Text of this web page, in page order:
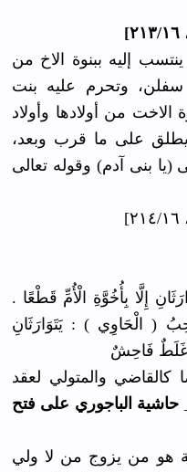
إليه ببنوة الاخ من
سفلن، وتحرم عليه بنت
من أولادها وأولاد
يطلق على ما قرب وبعد،
(يا بنى آدم) وقوله تعالى
إِلَّا بِأُخُوَّةِ الْأُمِّ قَطْعًا .
( الْحَاوِي ) : يَتَوَارَثَانِ
غَلَطٌ فَاحِشٌ
كالقاضي والمتولي لعقد
حاشية الباجوري على فتح
هو من يزوج من لا ولي